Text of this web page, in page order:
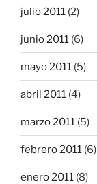
julio 2011 (2)
junio 2011 (6)
mayo 2011 (5)
abril 2011 (4)
marzo 2011 (5)
febrero 2011 (6)
enero 2011 (8)